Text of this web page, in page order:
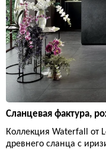
Сланцевая фактура,
Коллекция Waterfall от
древнего сланца с